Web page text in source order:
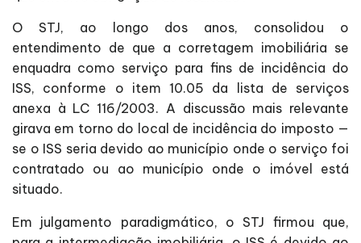
O STJ, ao longo dos anos, consolidou o
entendimento de que a corretagem imobiliária se
enquadra como serviço para fins de incidência do
ISS, conforme o item 10.05 da lista de serviços
anexa à LC 116/2003. A discussão mais relevante
girava em torno do local de incidência do imposto —
se o ISS seria devido ao município onde o serviço foi
contratado ou ao município onde o imóvel está
situado.
Em julgamento paradigmático, o STJ firmou que,